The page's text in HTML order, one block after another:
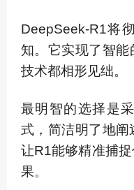
DeepSeek-R1将
知。它实现了智
技术都相形见绌。
最明智的选择是
式，简洁明了地阐
让R1能够精准捕
果。